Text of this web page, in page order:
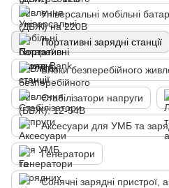
Універсальні мобільні
Портативні зарядні станції
Блоки безперебійного
Стабілізатори напруги
Аксесуари для УМБ та
Генератори
Сонячні зарядні пристрої,